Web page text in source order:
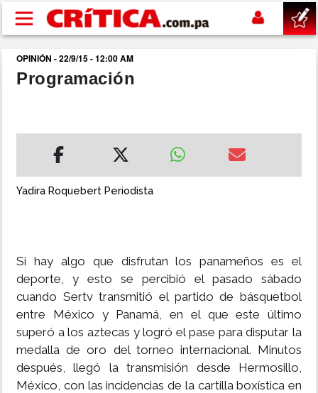
Pasar al contenido principal
buscar
DEPORTES
MUNDO
INSÓLITAS
MULTIMEDIA
OPINIÓN - 22/9/15 - 12:00 AM
Programación
Yadira Roquebert Periodista
Si hay algo que disfrutan los panameños es el
deporte, y esto se percibió el pasado sábado
cuando Sertv transmitió el partido de básquetbol
entre México y Panamá, en el que este último
superó a los aztecas y logró el pase para disputar la
medalla de oro del torneo internacional. Minutos
después, llegó la transmisión desde Hermosillo,
México, con las incidencias de la cartilla boxística en